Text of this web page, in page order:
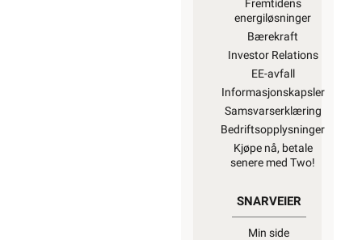
Fremtidens
energiløsninger
Bærekraft
Investor Relations
EE-avfall
Informasjonskapsler
Samsvarserklæring
Bedriftsopplysninger
Kjøpe nå, betale
senere med Two!
SNARVEIER
Min side